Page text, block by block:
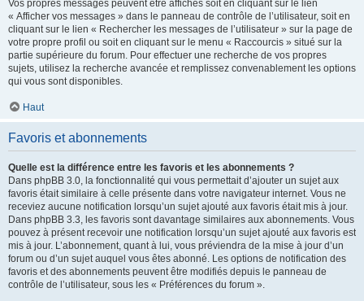
Vos propres messages peuvent être affichés soit en cliquant sur le lien
« Afficher vos messages » dans le panneau de contrôle de l’utilisateur, soit en
cliquant sur le lien « Rechercher les messages de l’utilisateur » sur la page de
votre propre profil ou soit en cliquant sur le menu « Raccourcis » situé sur la
partie supérieure du forum. Pour effectuer une recherche de vos propres
sujets, utilisez la recherche avancée et remplissez convenablement les options
qui vous sont disponibles.
Haut
Favoris et abonnements
Quelle est la différence entre les favoris et les abonnements ?
Dans phpBB 3.0, la fonctionnalité qui vous permettait d’ajouter un sujet aux
favoris était similaire à celle présente dans votre navigateur internet. Vous ne
receviez aucune notification lorsqu’un sujet ajouté aux favoris était mis à jour.
Dans phpBB 3.3, les favoris sont davantage similaires aux abonnements. Vous
pouvez à présent recevoir une notification lorsqu’un sujet ajouté aux favoris est
mis à jour. L’abonnement, quant à lui, vous préviendra de la mise à jour d’un
forum ou d’un sujet auquel vous êtes abonné. Les options de notification des
favoris et des abonnements peuvent être modifiés depuis le panneau de
contrôle de l’utilisateur, sous les « Préférences du forum ».